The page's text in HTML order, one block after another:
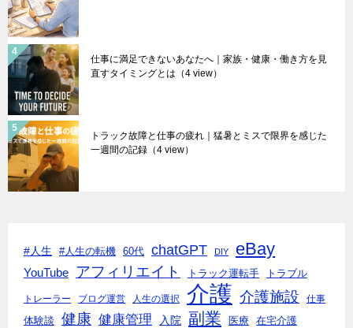
仕事に満足できないあなたへ｜家族・健康・働き方を見
直すタイミングとは （4 view）
トラック故障と仕事の疲れ｜猛暑とミスで限界を感じた
一週間の記録 （4 view）
#人生 #人生の転機 60代 chatGPT DIY eBay
YouTube アフィリエイト トラック運転手 トラブル
トレーラー ブログ運営 人生の選択 介護 介護施設 仕事
体験談 健康 健康管理 入院 副業 医療 在宅介護